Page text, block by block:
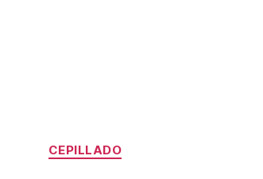
Categorías
CEPILLADO